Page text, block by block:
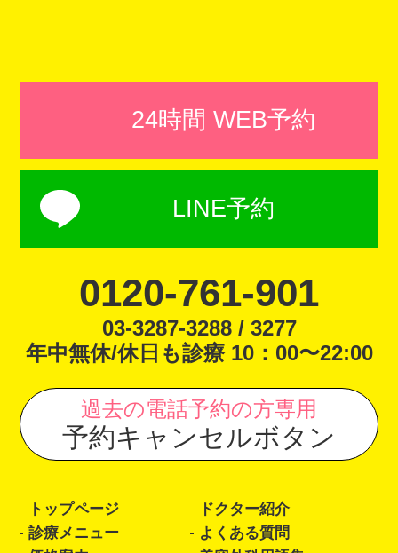
24時間 WEB予約
LINE予約
0120-761-901
03-3287-3288 / 3277
年中無休/休日も診療 10：00〜22:00
過去の電話予約の方専用
予約キャンセルボタン
トップページ
ドクター紹介
診療メニュー
よくある質問